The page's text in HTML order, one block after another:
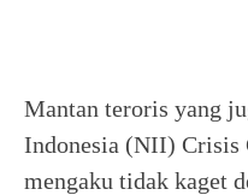
Mantan teroris yang
Indonesia (NII) Crisis
mengaku tidak kaget